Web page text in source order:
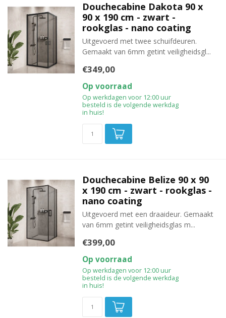
Douchecabine Dakota 90 x
90 x 190 cm - zwart -
rookglas - nano coating
Uitgevoerd met twee schuifdeuren.
Gemaakt van 6mm getint veiligheidsgl...
€349,00
Op voorraad
Op werkdagen voor 12:00 uur
besteld is de volgende werkdag
in huis!
Douchecabine Belize 90 x 90
x 190 cm - zwart - rookglas -
nano coating
Uitgevoerd met een draaideur. Gemaakt
van 6mm getint veiligheidsglas m...
€399,00
Op voorraad
Op werkdagen voor 12:00 uur
besteld is de volgende werkdag
in huis!